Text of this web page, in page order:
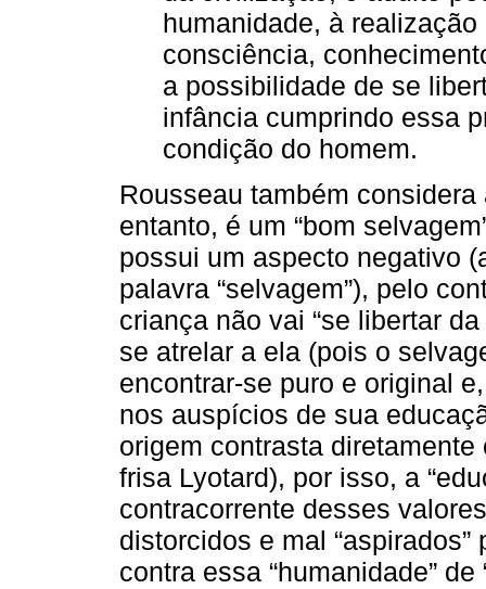
humanidade, à
consciência,
a possibilidade de se
infância cumprindo essa
condição do homem.
Rousseau também considera
entanto, é um “bom
possui um aspecto negativo
palavra “selvagem”), pelo
criança não vai “se libertar
se atrelar a ela (pois o
encontrar-se puro e original
nos auspícios de sua
origem contrasta diretamente
frisa Lyotard), por isso, a
contracorrente desses
distorcidos e mal “aspirados”
contra essa “humanidade”